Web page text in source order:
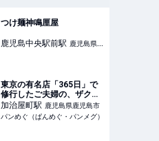
つけ麺神鳴厘屋
鹿児島中央駅前駅 鹿児島県鹿
東京の有名店「365日」で
修行したご夫婦の、ザクザ
ク食感クロワッサンに脱
帽！【パンの店 ドードー】
（鹿児島県・鹿児島市）
加治屋町駅 鹿児島県鹿児島市
パンめぐ（ぱんめぐ・パンメグ）